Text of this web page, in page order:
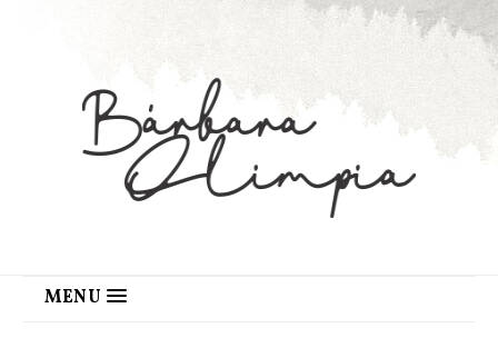
MENU